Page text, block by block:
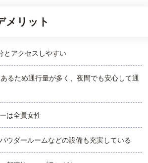
メリット
とアクセスしやすい
るため通行量が多く、夜間でも安心して通
は全員女性
ウダールームなどの設備も充実している